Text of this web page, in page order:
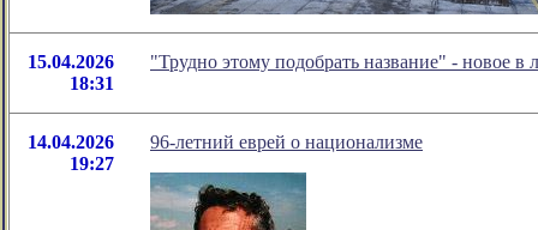
15.04.2026
18:31
"Трудно этому подобрать название" - новое
14.04.2026
19:27
96-летний еврей о национализме